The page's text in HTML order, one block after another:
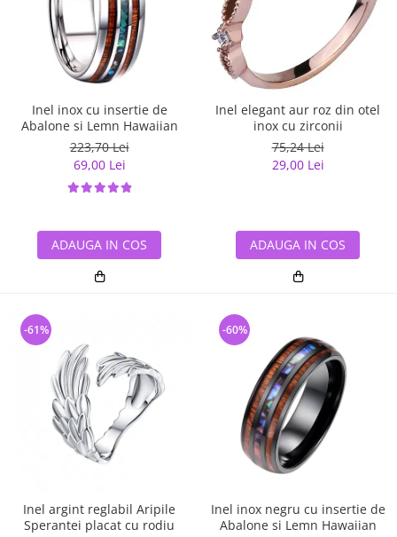
Inel inox cu insertie de
Abalone si Lemn Hawaiian
223,70 Lei
69,00 Lei
ADAUGA IN COS
Inel elegant aur roz din otel
inox cu zirconii
75,24 Lei
29,00 Lei
ADAUGA IN COS
Inel argint reglabil Aripile
Sperantei placat cu rodiu
-61%
Inel inox negru cu insertie de
Abalone si Lemn Hawaiian
-60%